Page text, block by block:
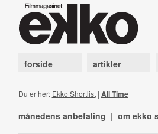
forside artikler
Du er her: Ekko Shortlist| All Time
månedens anbefaling | om ekko